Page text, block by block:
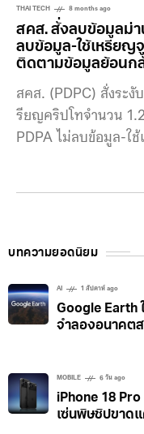
THAI TECH 8 months ago
สคส. สั่งลบข้อมูลม่า
ลบข้อมูล-ใช้เหรียญ
ติดตามข้อมูลย้อนก
สคส. (PDPC) สั่งระ
รียญคริปโทจำนวน
PDPA ไม่ลบข้อมูล-ใ
แลกกับการได้รับเหรี
ประมาณ 1.2 ล้านราย
เป็นข้อมูลชีวภาพที่มีลั
ตัวตนได้อย่างแม่นยำ
เกิดความเสี่ยงถาวรต่
กรรมการคุ้มครองข้อ
บทความยอดนิยม
AI 1 สัปดาห์ ago
Google Earth
จำลองอนาคต
MOBILE 6 วัน ago
iPhone 18
เซ่นพิษชิปขาด